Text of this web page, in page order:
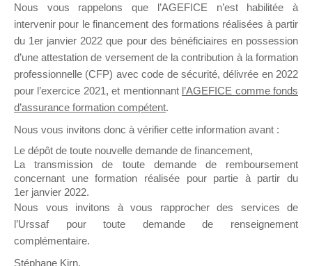
Ce groupe est destiné aux Organismes de
Formation qui souhaitent répondre à l’Appel à
Propositions Mallette du Dirigeant.
Ce groupe propose un forum dédié au support
sur lequel il est possible de laisser un message
ou poser une question.
NB : Il est nécessaire d’être
pouvoir rejoindre ce groupe
Nous vous rappelons que l’AGEFICE n’est habilitée à
intervenir pour le financement des formations réalisées à partir
du 1er janvier 2022 que pour des bénéficiaires en possession
d’une attestation de versement de la contribution à la formation
professionnelle (CFP) avec code de sécurité, délivrée en 2022
pour l’exercice 2021, et mentionnant l’AGEFICE comme fonds
d’assurance formation compétent.
Nous vous invitons donc à vérifier cette information avant :
Le dépôt de toute nouvelle demande de financement,
La transmission de toute demande de remboursement
concernant une formation réalisée pour partie à partir du
1er janvier 2022.
Nous vous invitons à vous rapprocher des services de
l’Urssaf pour toute demande de renseignement
complémentaire.
Stéphane Kirn,